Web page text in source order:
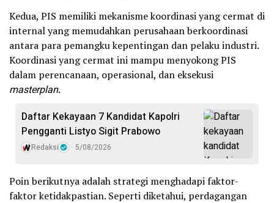
Kedua, PIS memiliki mekanisme koordinasi yang cermat di
internal yang memudahkan perusahaan berkoordinasi
antara para pemangku kepentingan dan pelaku industri.
Koordinasi yang cermat ini mampu menyokong PIS
dalam perencanaan, operasional, dan eksekusi
masterplan.
Daftar Kekayaan 7 Kandidat Kapolri
Pengganti Listyo Sigit Prabowo
Redaksi 5/08/2026
Poin berikutnya adalah strategi menghadapi faktor-
faktor ketidakpastian. Seperti diketahui, perdagangan